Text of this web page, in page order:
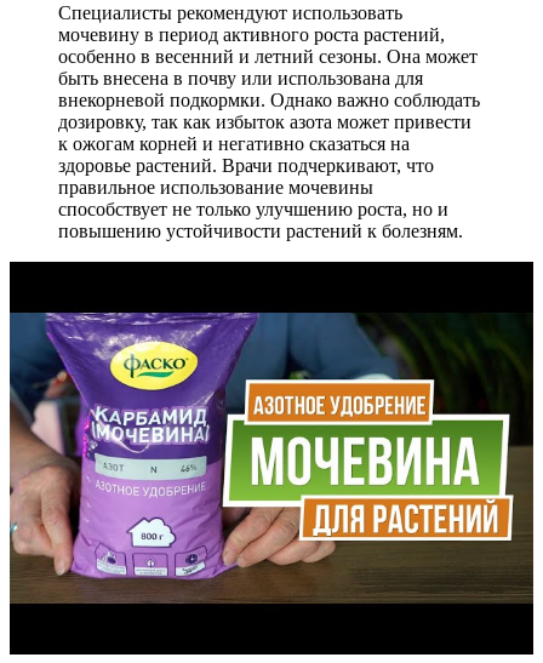
Специалисты рекомендуют использовать
мочевину в период активного роста растений,
особенно в весенний и летний сезоны. Она может
быть внесена в почву или использована для
внекорневой подкормки. Однако важно соблюдать
дозировку, так как избыток азота может привести
к ожогам корней и негативно сказаться на
здоровье растений. Врачи подчеркивают, что
правильное использование мочевины
способствует не только улучшению роста, но и
повышению устойчивости растений к болезням.